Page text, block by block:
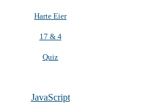
Harte Eier
17 & 4
Quiz
JavaScript